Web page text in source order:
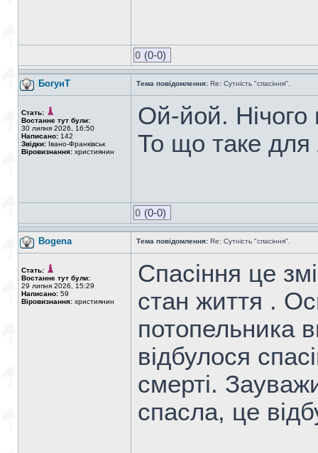
0 (0-0)
БогунТ Тема повідомлення: Re: Сутність "спасіння".
Стать:
Востаннє тут були:
30 липня 2026, 16:50
Написано: 142
Звідки: Івано-Франківськ
Віровизнання: християнин
Ой-йой. Нічого
То що таке для
0 (0-0)
Bogena Тема повідомлення: Re: Сутність "спасіння".
Стать:
Востаннє тут були:
29 липня 2026, 15:29
Написано: 59
Віровизнання: християнин
Спасіння це
стан життя .
потопельника
відбулося
смерті.
спасла, це